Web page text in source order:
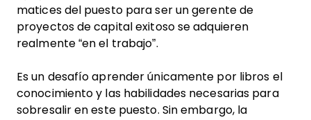
matices del puesto para ser un gerente de
proyectos de capital exitoso se adquieren
realmente “en el trabajo”.
Es un desafío aprender únicamente por libros el
conocimiento y las habilidades necesarias para
sobresalir en este puesto. Sin embargo, la